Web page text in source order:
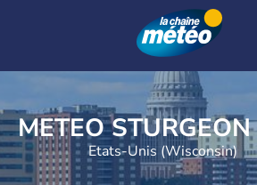
METEO
Etats-Unis (Wisconsin)